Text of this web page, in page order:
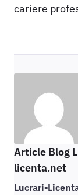
cariere
Article Blog
licenta.net
Lucrari-